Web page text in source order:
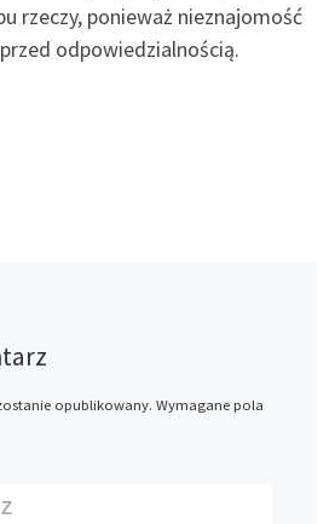
rzeczy, ponieważ nieznajomość
odpowiedzialnością.
opublikowany. Wymagane pola